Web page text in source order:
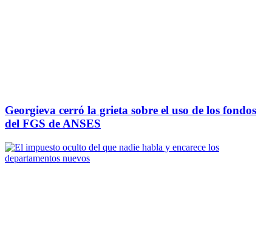
Georgieva cerró la grieta sobre el uso de los fondos
del FGS de ANSES